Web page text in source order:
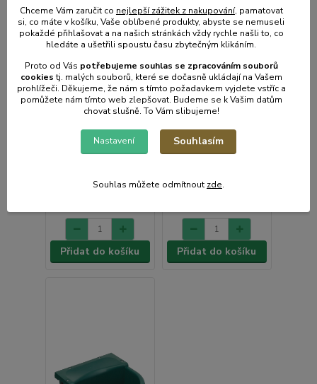
Napáječka míčová
nezámrzná pro skot a
koně KERBL UNO - 40l,
jednomístná
12 885 Kč/ks
Skladem e-shop,
odešleme do 2-3
Přidat do košíku
Napáječka míčová
nezámrzná pro skot a
koně KERBL DUO -
100l, dvoumístná
18 277 Kč
Skladem e-shop, méně
Přidat do košíku
Chceme Vám zaručit co nejlepší zážitek z nakupování, pamatovat
si, co máte v košíku, Vaše oblíbené produkty, abyste se nemuseli
pokaždé přihlašovat a na našich stránkách vždy rychle našli to, co
hledáte a ušetřili spoustu času zbytečným klikáním.
Proto od Vás potřebujeme souhlas se zpracováním souborů
cookiestj. malých souborů, které se dočasně ukládají na Vašem
prohlížeči. Děkujeme, že nám s tímto požadavkem vyjdete vstříc a
pomůžete nám tímto web zlepšovat. Budeme se k Vašim datům
chovat slušně. To Vám slibujeme!
Nastavení Souhlasím
Souhlas můžete odmítnout zde.